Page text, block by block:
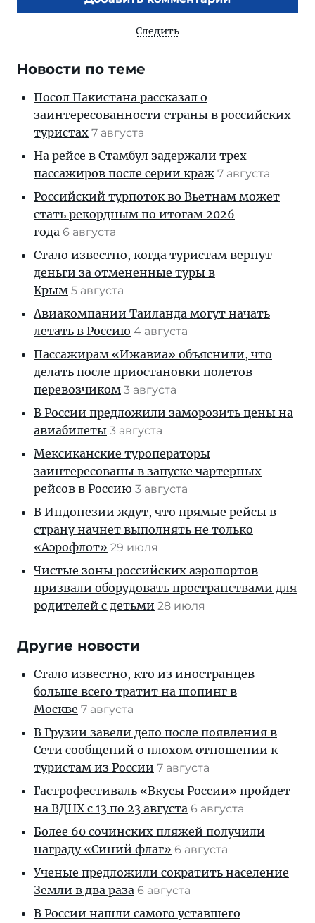
Следить
Новости по теме
Посол Пакистана рассказал о
заинтересованности страны в российских
туристах 7 августа
На рейсе в Стамбул задержали трех
пассажиров после серии краж 7 августа
Российский турпоток во Вьетнам может
стать рекордным по итогам 2026
года 6 августа
Стало известно, когда туристам вернут
деньги за отмененные туры в
Крым 5 августа
Авиакомпании Таиланда могут начать
летать в Россию 4 августа
Пассажирам «Ижавиа» объяснили, что
делать после приостановки полетов
перевозчиком 3 августа
В России предложили заморозить цены на
авиабилеты 3 августа
Мексиканские туроператоры
заинтересованы в запуске чартерных
рейсов в Россию 3 августа
В Индонезии ждут, что прямые рейсы в
страну начнет выполнять не только
«Аэрофлот» 29 июля
Чистые зоны российских аэропортов
призвали оборудовать пространствами для
родителей с детьми 28 июля
Другие новости
Стало известно, кто из иностранцев
больше всего тратит на шопинг в
Москве 7 августа
В Грузии завели дело после появления в
Сети сообщений о плохом отношении к
туристам из России 7 августа
Гастрофестиваль «Вкусы России» пройдет
на ВДНХ с 13 по 23 августа 6 августа
Более 60 сочинских пляжей получили
награду «Синий флаг» 6 августа
Ученые предложили сократить население
Земли в два раза 6 августа
В России нашли самого уставшего